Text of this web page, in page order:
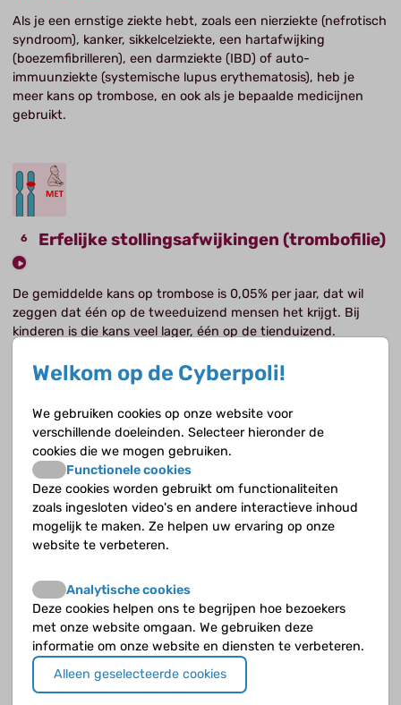
Als je een ernstige ziekte hebt, zoals een nierziekte (nefrotisch
syndroom), kanker, sikkelcelziekte, een hartafwijking
(boezemfibrilleren), een darmziekte (IBD) of auto-
immuunziekte (systemische lupus erythematosis), heb je
meer kans op trombose, en ook als je bepaalde medicijnen
gebruikt.
Erfelijke stollingsafwijkingen (trombofilie)
De gemiddelde kans op trombose is 0,05% per jaar, dat wil
zeggen dat één op de tweeduizend mensen het krijgt. Bij
kinderen is die kans veel lager, één op de tienduizend.
De anticonceptiepil en trombose
De anticonceptiepil is een zeer betrouwbaar middel om
zwangerschap te voorkomen. In de pil zitten vrouwelijke
hormonen die ervoor zorgen dat er geen eisprong plaatsvindt.
Klachten
De klachten die je krijgt bij trombose zijn afhankelijk van de
Welkom op de Cyberpoli!
We gebruiken cookies op onze website voor
verschillende doeleinden. Selecteer hieronder de
cookies die we mogen gebruiken.
Functionele cookies
Deze cookies worden gebruikt om functionaliteiten
zoals ingesloten video's en andere interactieve inhoud
mogelijk te maken. Ze helpen uw ervaring op onze
website te verbeteren.
Analytische cookies
Deze cookies helpen ons te begrijpen hoe bezoekers
met onze website omgaan. We gebruiken deze
informatie om onze website en diensten te verbeteren.
Alleen geselecteerde cookies